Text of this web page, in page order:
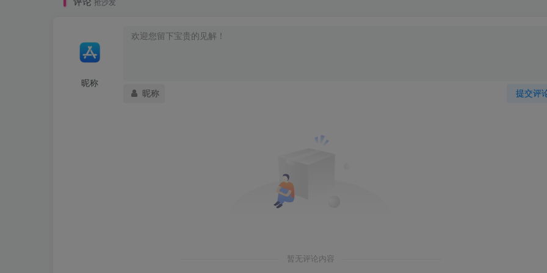
抢沙发
昵称
提交评
昵称
暂无评论内容